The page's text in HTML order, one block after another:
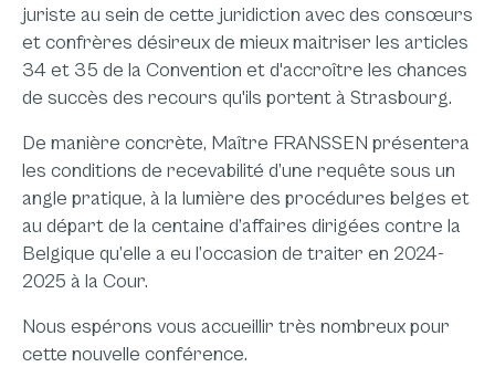
juriste au sein de cette juridiction avec des consœurs
et confrères désireux de mieux maitriser les articles
34 et 35 de la Convention et d'accroître les chances
de succès des recours qu'ils portent à Strasbourg.
De manière concrète, Maître FRANSSEN présentera
les conditions de recevabilité d’une requête sous un
angle pratique, à la lumière des procédures belges et
au départ de la centaine d’affaires dirigées contre la
Belgique qu’elle a eu l’occasion de traiter en 2024-
2025 à la Cour.
Nous espérons vous accueillir très nombreux pour
cette nouvelle conférence.